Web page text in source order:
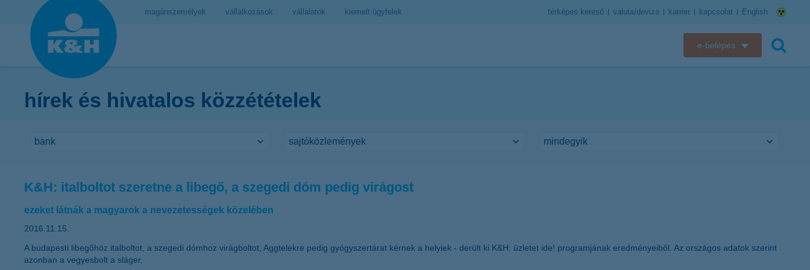
magánszemélyek vállalkozások vállalatok kiemelt ügyfelek térképes kereső valuta/deviza karrier kapcsolat English
e-belépés
K&H e-kártyafelület
hírek és hivatalos közzétételek
K&H: italboltot szeretne a libegő, a szegedi dóm pedig virágost
ezeket látnák a magyarok a nevezetességek közelében
2016.11.15.
A budapesti libegőhöz italboltot, a szegedi dómhoz virágboltot, Aggtelekre pedig gyógyszertárat kérnek a helyiek - derült ki K&H: üzletet ide! programjának eredményeiből. Az országos adatok szerint
azonban a vegyesbolt a sláger.